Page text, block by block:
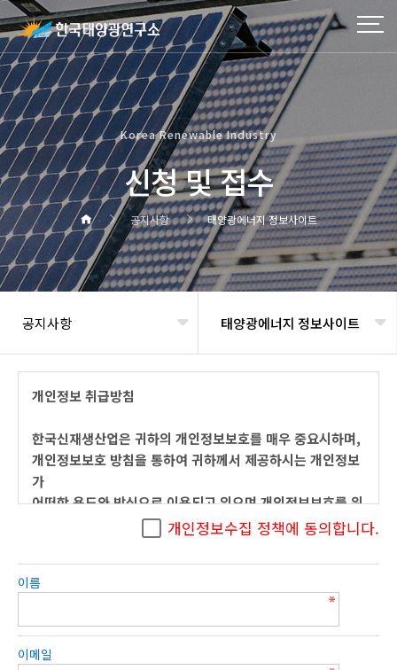
Korea Renewable Industry
신청 및 접수
공지사항 태양광에너지 정보사이트
공지사항 태양광에너지 정보사이트
개인정보 취급방침
한국신재생산업은 귀하의 개인정보보호를 매우 중요시하며,
개인정보보호 방침을 통하여 귀하께서 제공하시는 개인정보
가
어떠한 용도와 방식으로 이용되고 있으며 개인정보보호를 위
해 어떠한 조치가 취해지고 있는지 알려드립니다.
▶ 개인정보의 수집목적 및 이용목적
한국신재생산업은 다음과 같은 목적을 위하여 개인정보를 수
ο 서비스 제공에 관한 계약 이행 및 서비스 제공에 따른 요금
개인정보수집 정책에 동의합니다.
이름
이메일